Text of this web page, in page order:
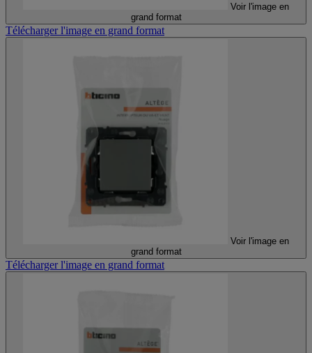
Voir l'image en
grand format
Télécharger l'image en grand format
Voir l'image en
grand format
Télécharger l'image en grand format